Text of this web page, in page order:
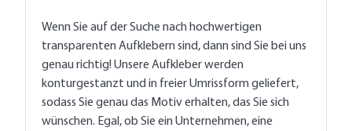
Wenn Sie auf der Suche nach hochwertigen
transparenten Aufklebern sind, dann sind Sie bei uns
genau richtig! Unsere Aufkleber werden
konturgestanzt und in freier Umrissform geliefert,
sodass Sie genau das Motiv erhalten, das Sie sich
wünschen. Egal, ob Sie ein Unternehmen, eine